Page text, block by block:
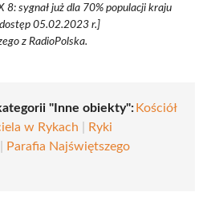
sygnał już dla 70% populacji kraju
05.02.2023 r.]
z RadioPolska.
"Inne obiekty": Kościół
w Rykach
Ryki
Parafia Najświętszego